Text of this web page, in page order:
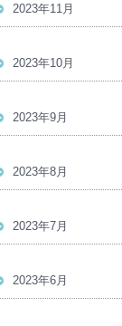
2023年11月
2023年10月
2023年9月
2023年8月
2023年7月
2023年6月